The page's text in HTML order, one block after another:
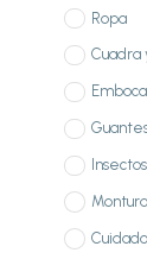
Ropa
Cuadra
Insectos